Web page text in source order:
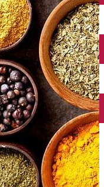
din Humuleşti